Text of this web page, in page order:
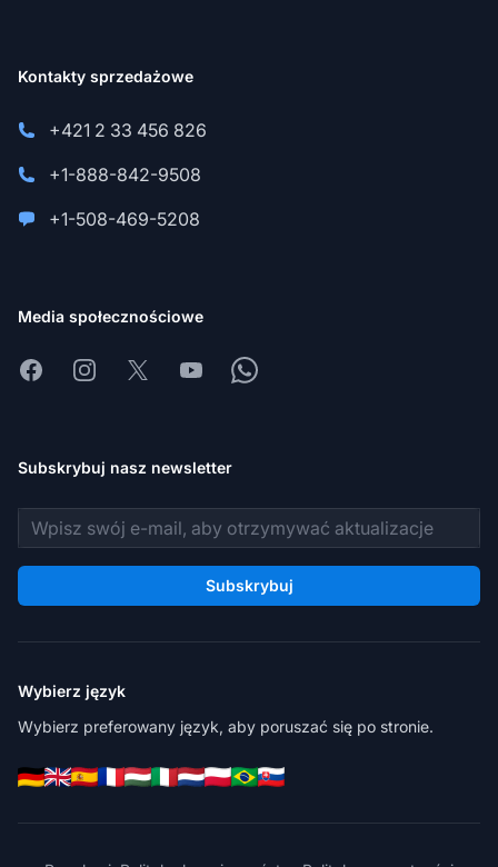
Kontakty sprzedażowe
+421 2 33 456 826
+1-888-842-9508
+1-508-469-5208
Media społecznościowe
FacebookInstagram
X YoutubeWhatsapp
Subskrybuj nasz newsletter
Adres e-mail
Subskrybuj
Wybierz język
Wybierz preferowany język, aby poruszać się po stronie.